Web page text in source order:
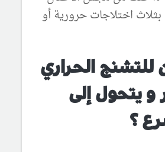
اختلاجات حرورية أو
الحراري
و يتحول إلى
؟